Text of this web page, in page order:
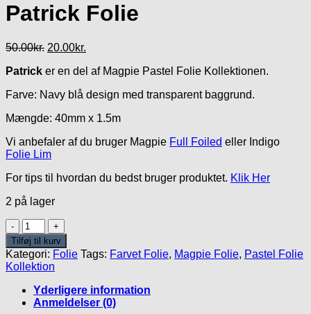
Patrick Folie
50.00kr. Den
pris
50.00kr..
20.00kr.
pris
20.00kr..
Patrick er en del af Magpie Pastel Folie Kollektionen.
Farve: Navy blå design med transparent baggrund.
Mængde: 40mm x 1.5m
Vi anbefaler af du bruger Magpie Full Foiled eller Indigo
Folie Lim
For tips til hvordan du bedst bruger produktet. Klik Her
2 på lager
Patrick
Folie
antal
Tilføj til kurv
Kategori: Folie Tags: Farvet Folie, Magpie Folie, Pastel Folie
Kollektion
Yderligere information
Anmeldelser (0)